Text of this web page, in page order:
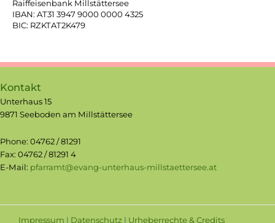
Raiffeisenbank Millstättersee
IBAN: AT31 3947 9000 0000 4325
BIC: RZKTAT2K479
Kontakt
Unterhaus 15
9871 Seeboden am Millstättersee
Phone: 04762 / 81291
Fax: 04762 / 81291 4
E-Mail: pfarramt@evang-unterhaus-millstaettersee.at
Impressum | Datenschutz | Urheberrechte & Credits